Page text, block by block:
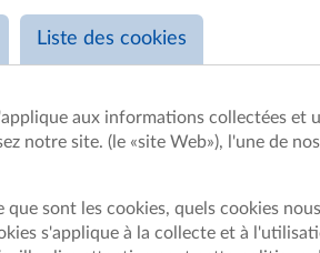
Liste des cookies
aux informations collectées et
notre site. (le «site Web»), l'une de
sont les cookies, quels cookies
s'applique à la collecte et à